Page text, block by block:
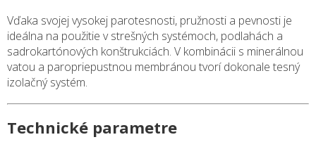
Vďaka svojej vysokej parotesnosti, pružnosti a pevnosti je
ideálna na použitie v strešných systémoch, podlahách a
sadrokartónových konštrukciách. V kombinácii s minerálnou
vatou a paropriepustnou membránou tvorí dokonale tesný
izolačný systém.
Technické parametre